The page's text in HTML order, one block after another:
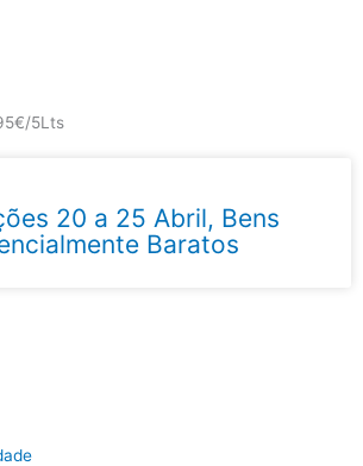
5Lts
20 a 25 Abril, Bens
Baratos